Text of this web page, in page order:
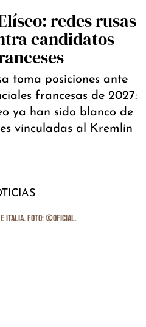
redes rusas
candidatos
toma posiciones ante
francesas de 2027:
ya han sido blanco de
vinculadas al Kremlin